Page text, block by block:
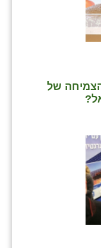
הצמיחה של